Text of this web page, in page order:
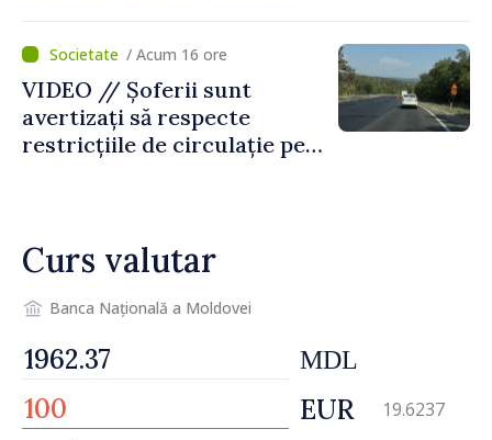
temporară de muncă
/ Acum 16 ore
VIDEO // Șoferii sunt
avertizați să respecte
restricțiile de circulație pe
Curs valutar
Banca Națională a Moldovei
MDL
EUR 19.6237